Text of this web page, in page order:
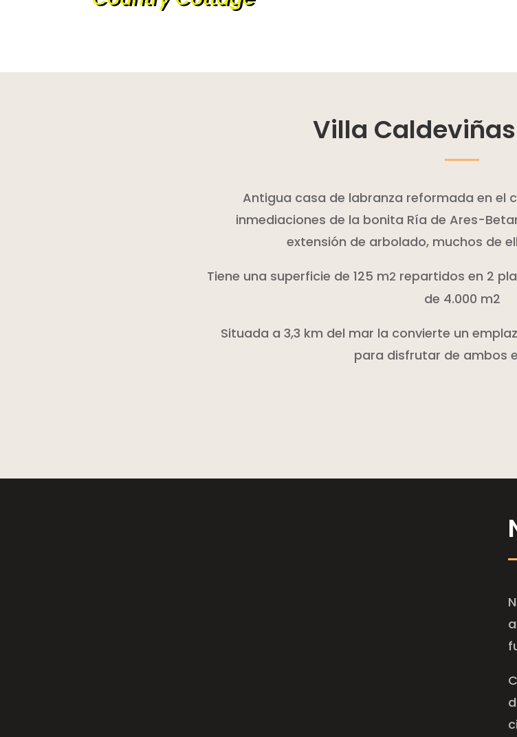
Villa
Antigua casa de labranza reformada en el
inmediaciones de la bonita Ría de Ares-
extensión de arbolado, muchos de
Tiene una superficie de 125 m2 repartidos en 2
de 4.000 m2
Situada a 3,3 km del mar la convierte un
para disfrutar de ambos